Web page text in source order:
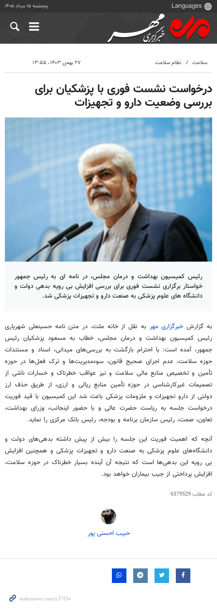
پنجشنبه ۱۵ مرداد ۱۴۰۵
سلامت نظام سلامت ۲۷ بهمن ۱۴۰۳، ۱۳:۵۵
درخواست نشست فوری با پزشکیان برای
بررسی وضعیت دارو و تجهیزات
رئیس کمیسیون بهداشت و درمان مجلس، در نامه ای به رئیس جمهور
خواستار برگزاری نشست فوری برای بررسی افزایش بی رویه بدهی دولت و
دانشگاه های علوم پزشکی به صنعت دارو و تجهیزات پزشکی شد.
به گزارش خبرگزاری مهر به نقل از خانه ملت، در متن نامه حسینعلی شهریاری
رئیس کمیسیون بهداشت و درمان مجلس، خطاب به مسعود پزشکیان رئیس
جمهور، آمده است: با احترام بازگشت به بررسی‌های میدانی، اسناد و مستندات
حوزه سلامت، عدم اجرای صحیح قانون، سوءمدیریت‌ها و ترک فعل‌ها در حوزه
تأمین و تخصیص منابع مالی سلامت و نیز عواقب خطرناک و خسارات ناشی از
تصمیمات غیرکارشناسی در حوزه تأمین منابع ریالی و ارزی، از طریق حذف ارز
دولتی از دارو تجهیزات و ملزومات پزشکی باعث شد این کمیسیون با قید فوریت
درخواست جلسه به ریاست حضرت عالی و با حضور اینجانب، وزرای بهداشت،
تعاون، صمت، رئیس سازمان برنامه و بودجه، رئیس بانک مرکزی را نماید.
آنچه که اهمیت فوریت این جلسه را بیش از پیش داشته بدهی‌های دولت و
دانشگاه‌های علوم پزشکی به صنعت دارو و تجهیزات پزشکی و همچنین افزایش
بی رویه این بدهی‌ها است که نتیجه آن آینده بسیار خطرناک در حوزه سلامت،
افزایش پرداختی از جیب بیماران خواهد بود.
کد مطلب6379529
حبیب احسنی پور